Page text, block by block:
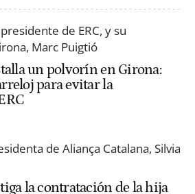
un polvorín en Girona:
para evitar la
la contratación de la hija